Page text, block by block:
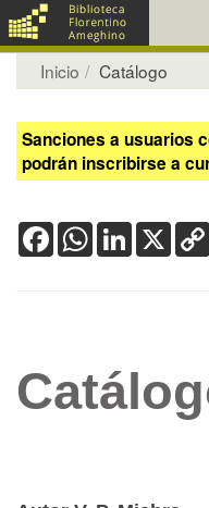
Inicio Catálogo
Sanciones a usuarios
podrán inscribirse a
FacebookWhatsApp
LinkedIn
X